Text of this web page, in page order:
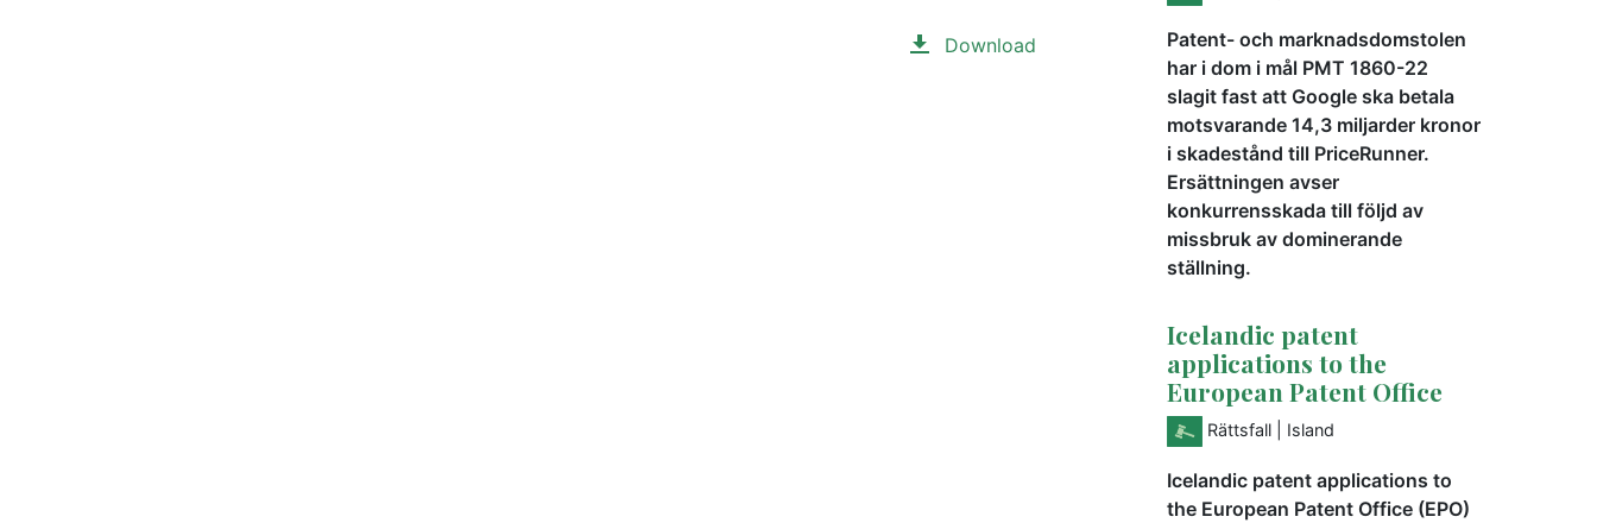
Download
Patent- och marknadsdomstolen
har i dom i mål PMT 1860-22
slagit fast att Google ska betala
motsvarande 14,3 miljarder kronor
i skadestånd till PriceRunner.
Ersättningen avser
konkurrensskada till följd av
missbruk av dominerande
ställning.
Icelandic patent
applications to the
European Patent Office
Rättsfall | Island
Icelandic patent applications to
the European Patent Office (EPO)